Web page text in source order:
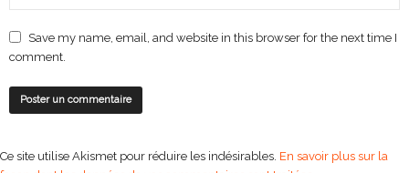
Save my name, email, and website in this browser for the next time I
comment.
Ce site utilise Akismet pour réduire les indésirables. En savoir plus sur la